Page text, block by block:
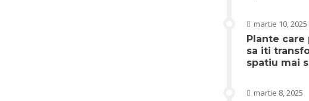
martie 10, 2025
Plante care
sa iti
spatiu mai
martie 8, 2025